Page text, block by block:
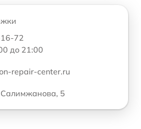
72
до 21:00
repair-center.ru
5